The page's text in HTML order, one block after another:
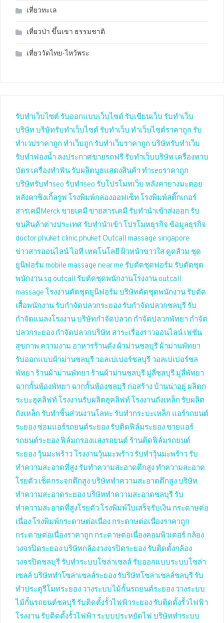
เที่ยวทะเล
เที่ยวป่า ขึ้นเขา ธรรมชาติ
เที่ยววัดไทย-ไหว้พระ
รับทำเว็บไซต์ รับออกแบบเว็บไซต์ รับเขียนเว็บ รับทำเว็บ
บริษัท บริษัทรับทำเว็บไซต์ รับทำเว็บ ทำเว็บไซต์ราคาถูก รับ
ทำเวปราคาถูก ทำเว็บถูก รับทำเว็บราคาถูก บริษัทรับทำเว็บ
รับทำฟองน้ำ ลงประกาศขายรถฟรี รับทำเว็บบริษัท เครื่องทาบ
บัตร เครื่องทำฟัน รับผลิตบูธแสดงสินค้า ทำseoราคาถูก
บริษัทรับทำseo รับทำseo รับโปรโมทเว็บ หลังคายางมะตอย
หลังคาชิงเกิ้ลรูฟ โรงพิมพ์กล่องออฟเซ็ท โรงพิมพ์สติ๊กเกอร์
สารเคมีMerckขายเคมี ขายสารเคมี รับทำนำเข้าส่งออก รับ
ขนสินค้าต่างประเทศ รับทำนำเข้า โปรโมทธุรกิจ ข้อมูลธุรกิจ
doctor phuket clinic phuket Outcall massage singapore
ข่าวสารออนไลน์ไอที เทคโนโลยี ผิวหน้าขาวใส ดูดส้วม ชุด
ยูนิฟอร์ม mobile massage near me รับตัดชุดฟอร์ม รับตัดชุด
พนักงาน sg outcall รับตัดชุดพนักงานโรงงาน outcall
massage โรงงานตัดชุดยูนิฟอร์ม บริษัทตัดชุดพนักงาน รับตัด
เสื้อพนักงาน รับกำจัดปลวกระยอง รับกำจัดปลวกชลบุรี รับ
กำจัดแมลงโรงงานบริษัทกำจัดปลวก กำจัดปลวกพัทยา กำจัด
ปลวกระยอง กำจัดปลวกบริษัท สาระเรื่องราวออนไลน์ เฟชั่น
สุขภาพ ความงาม อาหารร้านดัง ผ้าม่านชลบุรี ผ้าม่านพัทยา
รับออกแบบผ้าม่านชลบุรี วอลเปเปอร์ชลบุรี วอลเปเปอร์ชล
พัทยา ร้านผ้าม่านพัทยา ร้านผ้าม่านชลบุรี มู่ลี่ชลบุรี มู่ลี่พัทยา
ฉากกั้นห้องพัทยา ฉากกั้นห้องชลบุรี ก่อสร้าง บ้านน่าอยู่ ผลิตก
ระบะฮุคลิฟท์ โรงงานรับผลิตฮุคลิฟท์ โรงงานถังเหล็ก รับผลิต
ถังเหล็ก รับทำชิ้นส่วนงานโลหะ รับทำกระบะเหล็ก แอร์รถยนต์
ระยองซ่อมแอร์รถยนต์ระยอง รับติดฟิล์มระยองขายแอร์
รถยนต์ระยอง ฟิล์มกรองแสงรถยนต์ ร้านติดฟิล์มรถยนต์
ระยอง วุ้นมะพร้าว โรงงานวุ้นมะพร้าว รับทำวุ้นมะพร้าว รับ
ทำความสะอาดที่สูง รับทำความสะอาดตึกสูงทำความสะอาด
โรยตัว เช็ดกระจกตึกสูงบริษัททำความสะอาดตึกสูงบริษัท
ทำความสะอาดระยองบริษัททำความสะอาดชลบุรี รับ
ทำความสะอาดที่สูงโรยตัว โรงพิมพ์ใบเสร็จรับเงิน กระดาษต่อ
เนื่อง โรงพิมพ์กระดาษต่อเนื่อง กระดาษต่อเนื่องราคาถูก
กระดาษต่อเนื่องราคาถูก กระดาษต่อเนื่องคอมพิวเตอร์ กล้อง
วงจรปิดระยองบริษัทกล้องวงจรปิดระยอง รับติดตั้งกล้อง
วงจรปิดชลบุรี รับทำระบบโซล่าเซลล์ รับออกแบบระบบโซล่า
เซลล์ บริษัททำโซล่าเซลล์ระยอง รับริษัทโซล่าเซลล์ชลบุรี รับ
ทำประตูรีโมทระยอง วางระบบไม้กั้นรถยนต์ระยอง วางระบบ
ไม้กั้นรถยนต์ชลบุรี รับติดตั้งรั้วไฟฟ้าระยอง รับติดตั้งรั้วไฟฟ้า
โรงงาน รับติดตั้งรั้วไฟฟ้า ระบบประหยัดไฟ บริษัททำระบบ